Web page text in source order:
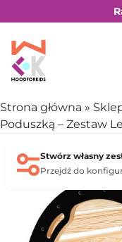
Strona główna »
Poduszką – Zestaw
Stwórz własny
Przejdź do